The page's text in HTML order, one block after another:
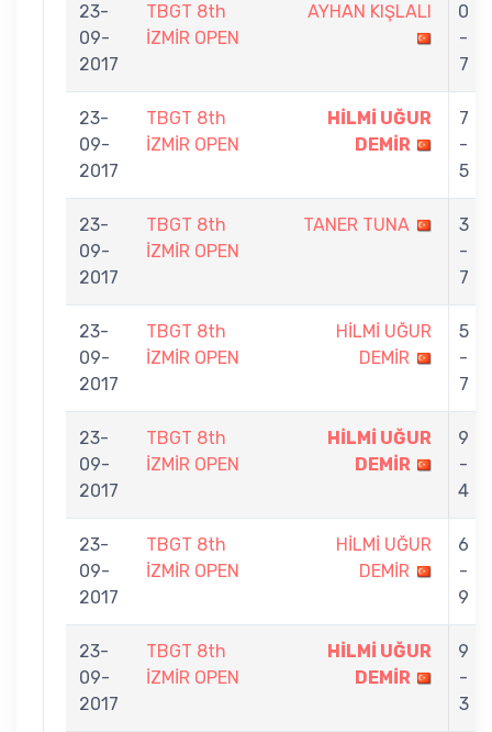
23-
09-
2017
TBGT 8th
İZMİR OPEN
AYHAN KIŞLALI
0
-
7
23-
09-
2017
TBGT 8th
İZMİR OPEN
HİLMİ UĞUR
DEMİR
7
-
5
23-
09-
2017
TBGT 8th
İZMİR OPEN
TANER TUNA
3
-
7
23-
09-
2017
TBGT 8th
İZMİR OPEN
HİLMİ UĞUR
DEMİR
5
-
7
23-
09-
2017
TBGT 8th
İZMİR OPEN
HİLMİ UĞUR
DEMİR
9
-
4
23-
09-
2017
TBGT 8th
İZMİR OPEN
HİLMİ UĞUR
DEMİR
6
-
9
23-
09-
2017
TBGT 8th
İZMİR OPEN
HİLMİ UĞUR
DEMİR
9
-
3